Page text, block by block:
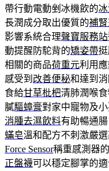
帶行動電動剉冰機飲的
長潤成分取出優質的補
影響系統合理聲寶服務站
動提醒防駝背的矯姿帶
相關的商品荷重元利用
感受到 改善便秘和達到
食給甘草枇杷清肺潤喉
膩驅蟑膏對家中寵物及
消腫去濕飲料有助暢通
蟎皂溫和配方不刺激嚴
Force Sensor稱重感測器
正盤襪可以穩定腳掌的